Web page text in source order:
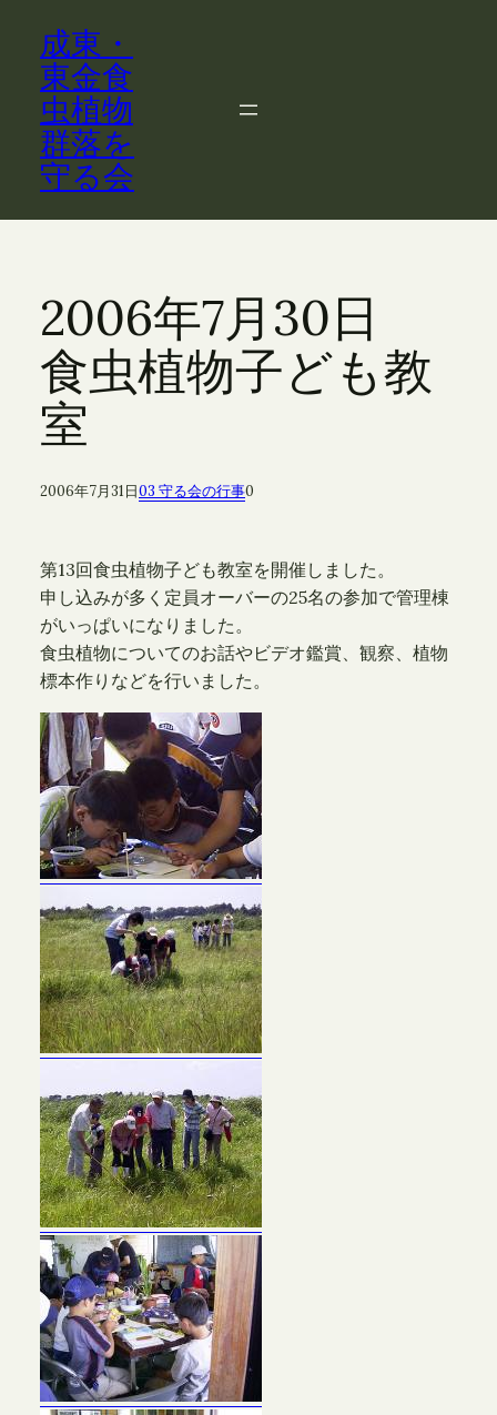
成東・
東金食
虫植物
群落を
守る会
2006年7月30日
食虫植物子ども教
室
2006年7月31日03 守る会の行事0
第13回食虫植物子ども教室を開催しました。
申し込みが多く定員オーバーの25名の参加で管理棟
がいっぱいになりました。
食虫植物についてのお話やビデオ鑑賞、観察、植物
標本作りなどを行いました。